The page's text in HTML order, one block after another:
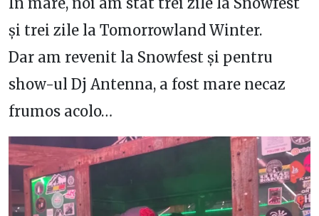
și trei zile la Tomorrowland Winter.
Dar am revenit la Snowfest și pentru
show-ul Dj Antenna, a fost mare necaz
frumos acolo…